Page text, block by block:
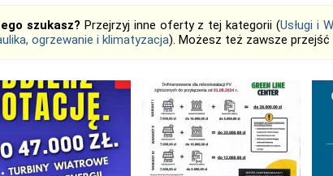
szukasz? Przejrzyj inne oferty z tej kategorii (Usługi i
ogrzewanie i klimatyzacja). Możesz też zawsze przejść